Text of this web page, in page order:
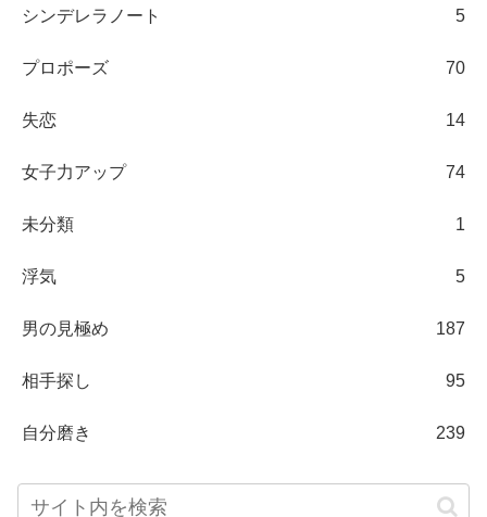
シンデレラノート 5
プロポーズ 70
失恋 14
女子力アップ 74
未分類 1
浮気 5
男の見極め 187
相手探し 95
自分磨き 239